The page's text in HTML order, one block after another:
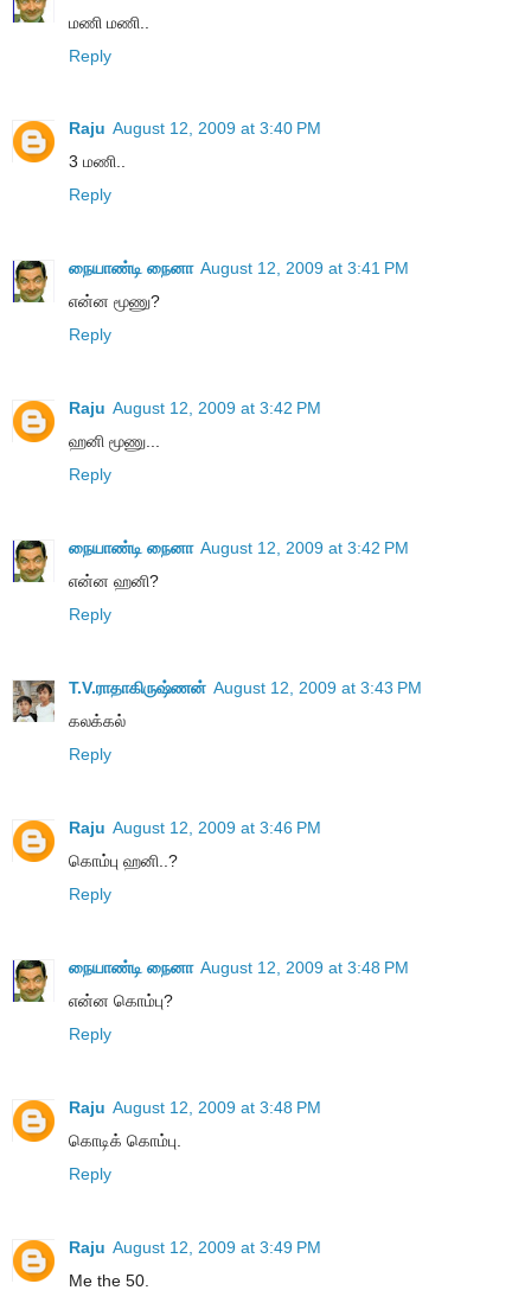
மணி மணி..
Reply
Raju August 12, 2009 at 3:40 PM
3 மணி..
Reply
நையாண்டி நைனா August 12, 2009 at 3:41 PM
என்ன மூணு?
Reply
Raju August 12, 2009 at 3:42 PM
ஹனி மூணு...
Reply
நையாண்டி நைனா August 12, 2009 at 3:42 PM
என்ன ஹனி?
Reply
T.V.ராதாகிருஷ்ணன் August 12, 2009 at 3:43 PM
கலக்கல்
Reply
Raju August 12, 2009 at 3:46 PM
கொம்பு ஹனி..?
Reply
நையாண்டி நைனா August 12, 2009 at 3:48 PM
என்ன கொம்பு?
Reply
Raju August 12, 2009 at 3:48 PM
கொடிக் கொம்பு.
Reply
Raju August 12, 2009 at 3:49 PM
Me the 50.